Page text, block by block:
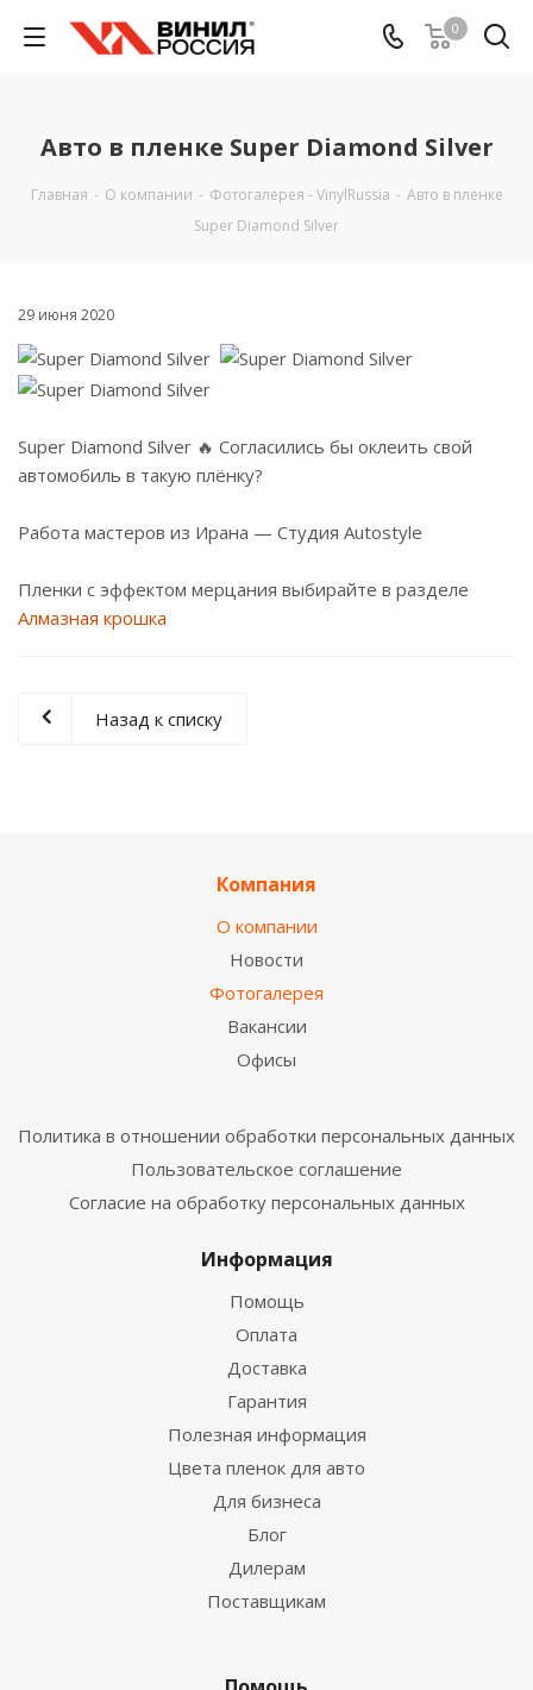
0
Авто в пленке Super Diamond Silver
Главная - О компании - Фотогалерея - VinylRussia - Авто в пленке
Super Diamond Silver
29 июня 2020
Super Diamond Silver 🔥 Согласились бы оклеить свой
автомобиль в такую плёнку?
Работа мастеров из Ирана — Студия Autostyle
Пленки с эффектом мерцания выбирайте в разделе
Алмазная крошка
Назад к списку
Компания
О компании
Новости
Фотогалерея
Вакансии
Офисы
Политика в отношении обработки персональных данных
Пользовательское соглашение
Согласие на обработку персональных данных
Информация
Помощь
Оплата
Доставка
Гарантия
Полезная информация
Цвета пленок для авто
Для бизнеса
Блог
Дилерам
Поставщикам